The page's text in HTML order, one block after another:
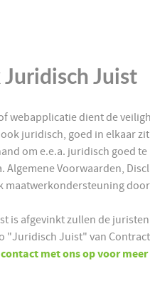
Juist
webapplicatie dient de
juridisch, goed in elkaar
om e.e.a. juridisch goed
Algemene Voorwaarden,
maatwerkondersteuning
is afgevinkt zullen de
"Juridisch Juist" van
contact met ons op voor